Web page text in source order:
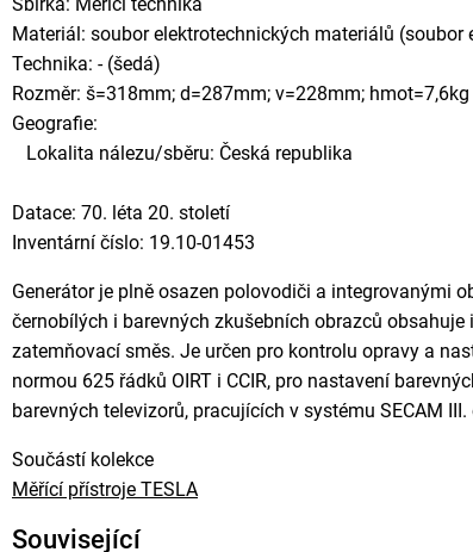
Materiál: soubor elektrotechnických materiálů (soubor
Technika: - (šedá)
Rozměr: š=318mm; d=287mm; v=228mm; hmot=7,6kg
Geografie:
Lokalita nálezu/sběru: Česká republika
Datace: 70. léta 20. století
Inventární číslo: 19.10-01453
Generátor je plně osazen polovodiči a integrovanými
černobílých i barevných zkušebních obrazců
zatemňovací směs. Je určen pro kontrolu opravy a
normou 625 řádků OIRT i CCIR, pro nastavení
barevných televizorů, pracujících v systému SECAM
Součástí kolekce
Měřící přístroje TESLA
Související